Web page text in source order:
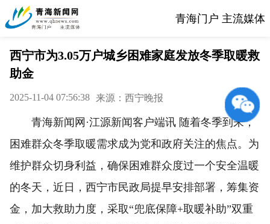
青海门户 主流媒体
西宁市为3.05万户城乡困难家庭发放冬季取暖救
助金
2025-11-04 07:56:38 来源：西宁晚报
青海新闻网·江源新闻客户端讯 随着冬季到来，
困难群众冬季取暖需求成为党和政府关注的焦点。为
维护群众切身利益，确保困难群众度过一个安全温暖
的冬天，近日，西宁市民政局提早安排部署，筹集资
金，加大救助力度，采取“兜底保障+取暖补助”双重